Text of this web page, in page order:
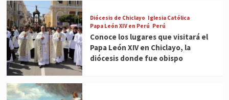
Diócesis de Chiclayo Iglesia Católica
Papa León XIV en Perú Perú
Conoce los lugares que visitará el
Papa León XIV en Chiclayo, la
diócesis donde fue obispo